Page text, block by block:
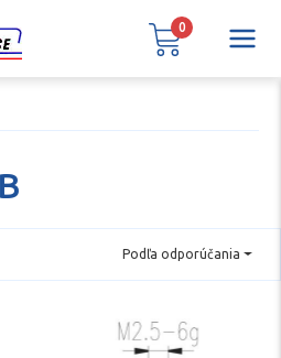
Podľa odporúčania
0